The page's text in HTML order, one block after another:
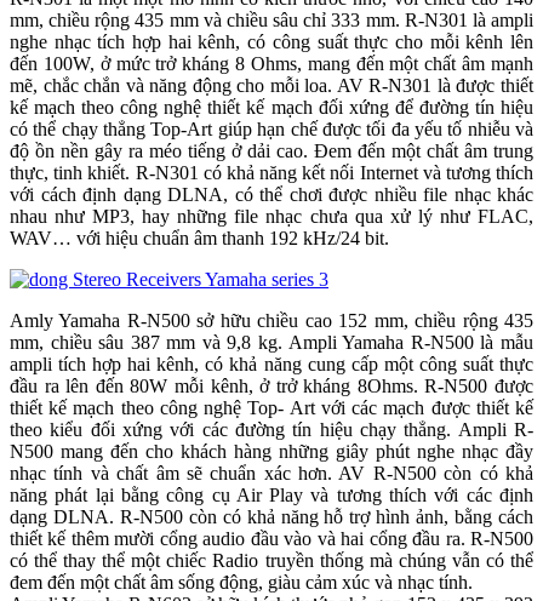
mm, chiều rộng 435 mm và chiều sâu chỉ 333 mm. R-N301 là ampli
nghe nhạc tích hợp hai kênh, có công suất thực cho mỗi kênh lên
đến 100W, ở mức trở kháng 8 Ohms, mang đến một chất âm mạnh
mẽ, chắc chắn và năng động cho mỗi loa. AV R-N301 là được thiết
kế mạch theo công nghệ thiết kế mạch đối xứng để đường tín hiệu
có thể chạy thẳng Top-Art giúp hạn chế được tối đa yếu tố nhiễu và
độ ồn nền gây ra méo tiếng ở dải cao. Đem đến một chất âm trung
thực, tinh khiết. R-N301 có khả năng kết nối Internet và tương thích
với cách định dạng DLNA, có thể chơi được nhiều file nhạc khác
nhau như MP3, hay những file nhạc chưa qua xử lý như FLAC,
WAV… với hiệu chuẩn âm thanh 192 kHz/24 bit.
Amly Yamaha R-N500 sở hữu chiều cao 152 mm, chiều rộng 435
mm, chiều sâu 387 mm và 9,8 kg. Ampli Yamaha R-N500 là mẫu
ampli tích hợp hai kênh, có khả năng cung cấp một công suất thực
đầu ra lên đến 80W mỗi kênh, ở trở kháng 8Ohms. R-N500 được
thiết kế mạch theo công nghệ Top- Art với các mạch được thiết kế
theo kiểu đối xứng với các đường tín hiệu chạy thẳng. Ampli R-
N500 mang đến cho khách hàng những giây phút nghe nhạc đầy
nhạc tính và chất âm sẽ chuẩn xác hơn. AV R-N500 còn có khả
năng phát lại bằng công cụ Air Play và tương thích với các định
dạng DLNA. R-N500 còn có khả năng hỗ trợ hình ảnh, bằng cách
thiết kế thêm mười cổng audio đầu vào và hai cổng đầu ra. R-N500
có thể thay thể một chiếc Radio truyền thống mà chúng vẫn có thể
đem đến một chất âm sống động, giàu cảm xúc và nhạc tính.